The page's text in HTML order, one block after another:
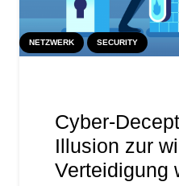
NETZWERK SECURITY
Cyber-
Illusion zur
Verteidigung